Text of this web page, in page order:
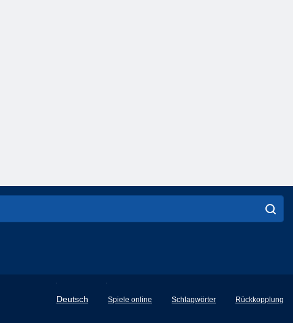
Deutsch
English
Spiele online Schlagwörter Rückkopplung